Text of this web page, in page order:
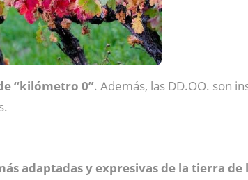
“kilómetro 0”. Además, las DD.OO. son
adaptadas y expresivas de la tierra de